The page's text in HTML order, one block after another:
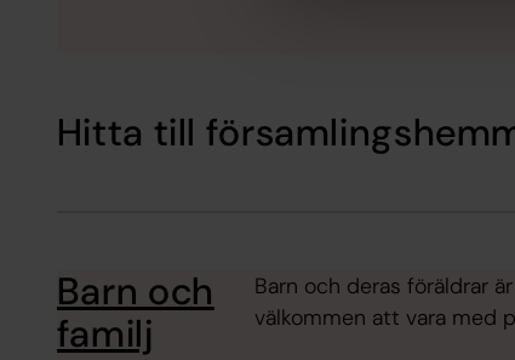
Hitta till
Barn och
familj
Barn och deras föräldrar
välkommen att vara med